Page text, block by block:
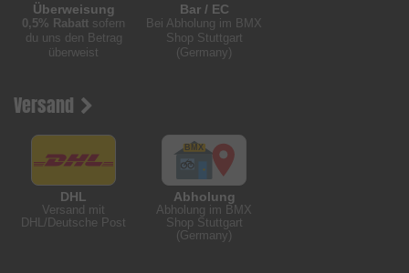
Überweisung
0,5% Rabatt sofern
du uns den Betrag
überweist
Bar / EC
Bei Abholung im BMX
Shop Stuttgart
(Germany)
Versand
DHL
Versand mit
DHL/Deutsche Post
Abholung
Abholung im BMX
Shop Stuttgart
(Germany)